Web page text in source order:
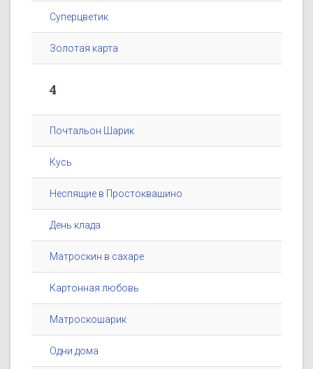
Суперцветик
Золотая карта
4
Почтальон Шарик
Кусь
Неспящие в Простоквашино
День клада
Матроскин в сахаре
Картонная любовь
Матроскошарик
Одни дома